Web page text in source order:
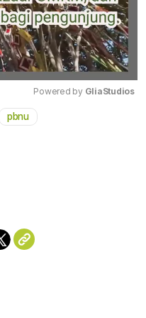
Powered by GliaStudios
pbnu